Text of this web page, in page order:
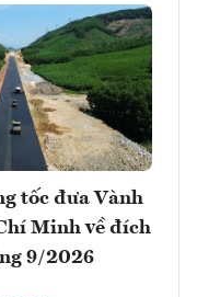
tốc đưa Vành
Minh về đích
9/2026